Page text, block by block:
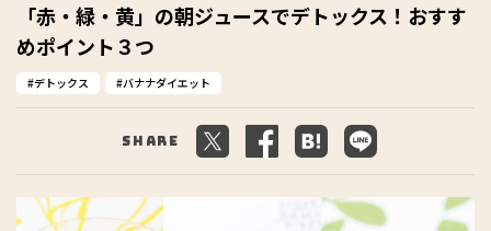
「赤・緑・黄」の朝ジュースでデトックス！おすす
めポイント３つ
デトックス バナナダイエット
Share